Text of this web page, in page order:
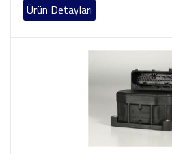
Ürün Detayları